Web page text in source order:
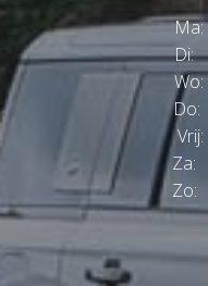
Di:
Do:
Za:
Zo: